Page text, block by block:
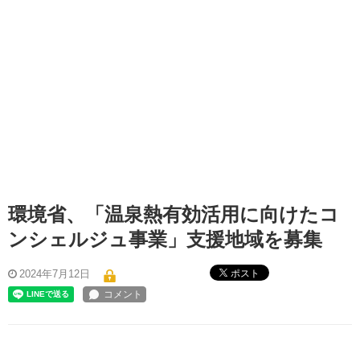
環境省、「温泉熱有効活用に向けたコ
ンシェルジュ事業」支援地域を募集
2024年7月12日 ポスト